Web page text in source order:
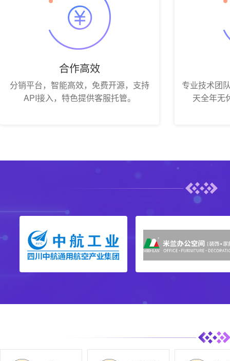
合作高效
分销平台，智能高效，免费开源，支持
API接入，特色提供客服托管。
专业技术团
天全年无